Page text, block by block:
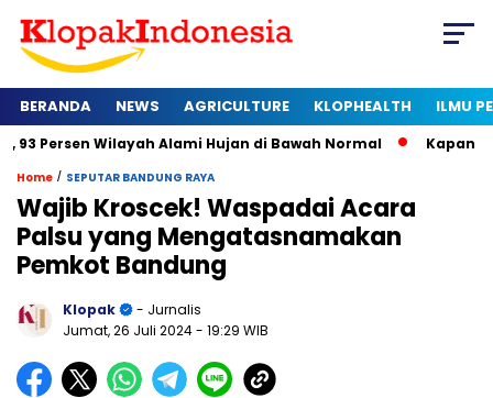
BERANDA NEWS AGRICULTURE KLOPHEALTH ILMU
Alami Hujan di Bawah Normal Kapan Sertifikat
Home / SEPUTAR BANDUNG RAYA
Wajib Kroscek! Waspadai Acara
Palsu yang Mengatasnamakan
Pemkot Bandung
Klopak
- Jurnalis
Jumat, 26 Juli 2024- 19:29 WIB